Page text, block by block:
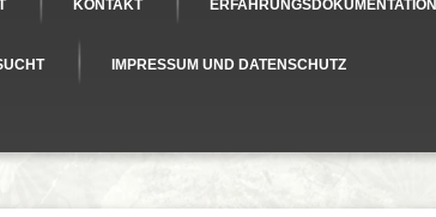
KONTAKT ERFAHRUNGSDOKUMENTATION
IMPRESSUM UND DATENSCHUTZ